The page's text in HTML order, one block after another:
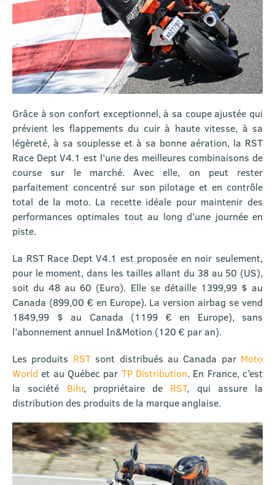
Grâce à son confort exceptionnel, à sa coupe ajustée qui
prévient les flappements du cuir à haute vitesse, à sa
légèreté, à sa souplesse et à sa bonne aération, la RST
Race Dept V4.1 est l’une des meilleures combinaisons de
course sur le marché. Avec elle, on peut rester
parfaitement concentré sur son pilotage et en contrôle
total de la moto. La recette idéale pour maintenir des
performances optimales tout au long d’une journée en
piste.
La RST Race Dept V4.1 est proposée en noir seulement,
pour le moment, dans les tailles allant du 38 au 50 (US),
soit du 48 au 60 (Euro). Elle se détaille 1399,99 $ au
Canada (899,00 € en Europe). La version airbag se vend
1849,99 $ au Canada (1199 € en Europe), sans
l’abonnement annuel In&Motion (120 € par an).
Les produits RSTsont distribués au Canada par Moto
World et au Québec par TP Distribution. En France, c’est
la société Bihr, propriétaire de RST, qui assure la
distribution des produits de la marque anglaise.